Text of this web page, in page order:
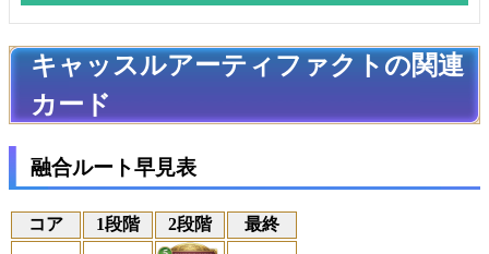
キャッスルアーティファクトの関連
カード
融合ルート早見表
コア 1段階 2段階 最終